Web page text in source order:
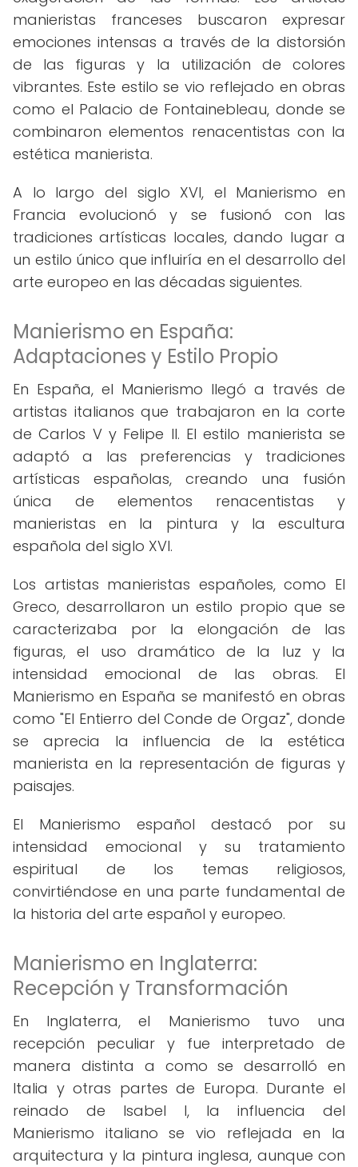
manieristas franceses buscaron expresar
emociones intensas a través de la distorsión
de las figuras y la utilización de colores
vibrantes. Este estilo se vio reflejado en obras
como el Palacio de Fontainebleau, donde se
combinaron elementos renacentistas con la
estética manierista.
A lo largo del siglo XVI, el Manierismo en
Francia evolucionó y se fusionó con las
tradiciones artísticas locales, dando lugar a
un estilo único que influiría en el desarrollo del
arte europeo en las décadas siguientes.
Manierismo en España:
Adaptaciones y Estilo Propio
En España, el Manierismo llegó a través de
artistas italianos que trabajaron en la corte
de Carlos V y Felipe II. El estilo manierista se
adaptó a las preferencias y tradiciones
artísticas españolas, creando una fusión
única de elementos renacentistas y
manieristas en la pintura y la escultura
española del siglo XVI.
Los artistas manieristas españoles, como El
Greco, desarrollaron un estilo propio que se
caracterizaba por la elongación de las
figuras, el uso dramático de la luz y la
intensidad emocional de las obras. El
Manierismo en España se manifestó en obras
como "El Entierro del Conde de Orgaz", donde
se aprecia la influencia de la estética
manierista en la representación de figuras y
paisajes.
El Manierismo español destacó por su
intensidad emocional y su tratamiento
espiritual de los temas religiosos,
convirtiéndose en una parte fundamental de
la historia del arte español y europeo.
Manierismo en Inglaterra:
Recepción y Transformación
En Inglaterra, el Manierismo tuvo una
recepción peculiar y fue interpretado de
manera distinta a como se desarrolló en
Italia y otras partes de Europa. Durante el
reinado de Isabel I, la influencia del
Manierismo italiano se vio reflejada en la
arquitectura y la pintura inglesa, aunque con